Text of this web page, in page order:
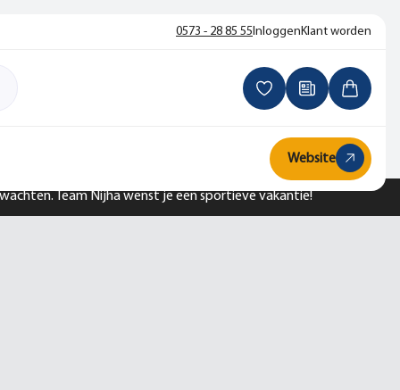
Team Nijha wenst je een sportieve vakantie!
0573 - 28 85 55InloggenKlant worden
Website